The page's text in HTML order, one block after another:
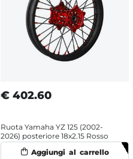
€ 402.60
Ruota Yamaha YZ 125 (2002-
2026) posteriore 18x2.15 Rosso